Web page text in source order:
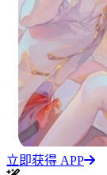
立即获得 APP